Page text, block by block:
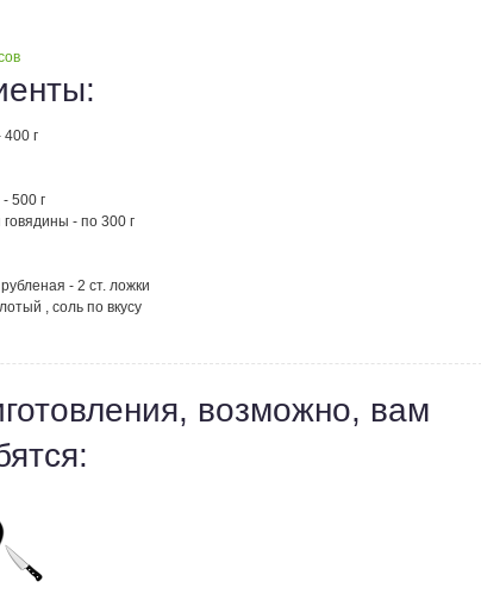
г
500 г
- по 300 г
- 2 ст. ложки
, соль по вкусу
возможно, вам